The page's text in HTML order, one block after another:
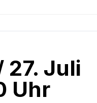
Juli
Uhr